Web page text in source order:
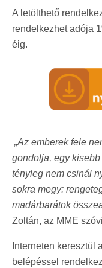
A letölthető
rendelkezhet adója
éig.
„Az emberek fele
gondolja, egy
tényleg nem csinál
sokra megy:
madárbarátok
Zoltán, az MME
Interneten keresztül
belépéssel